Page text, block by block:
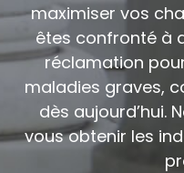
maximiser vos
êtes confronté à
réclamation
maladies graves,
dès aujourd’hui.
vous obtenir les